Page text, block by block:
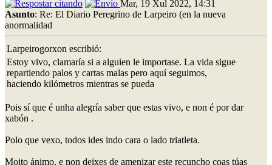
Mar, 19 Xul 2022, 14:31
Asunto: Re: El Diario Peregrino de Larpeiro (en la nueva
anormalidad
Larpeirogorxon escribió:
Estoy vivo, clamaría si a alguien le importase. La vida sigue
repartiendo palos y cartas malas pero aquí seguimos,
haciendo kilómetros mientras se pueda
Pois sí que é unha alegría saber que estas vivo, e non é por dar
xabón .
Polo que vexo, todos ides indo cara o lado triatleta.
Moito ánimo, e non deixes de amenizar este recuncho coas túas